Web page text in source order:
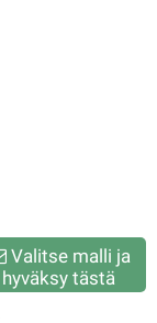
Valitse malli ja
hyväksy tästä